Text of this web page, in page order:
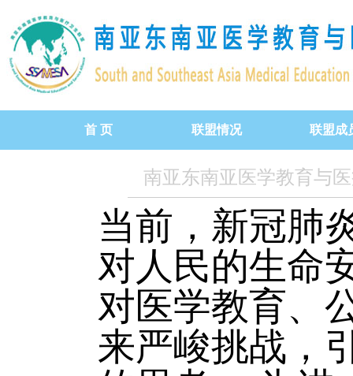
首 页 联盟情况
昆明宣言
联盟简介
合作领域
联盟成
南亚东南亚医学教育与
当前，新冠肺
对人民的生命
对医学教育、
来严峻挑战，